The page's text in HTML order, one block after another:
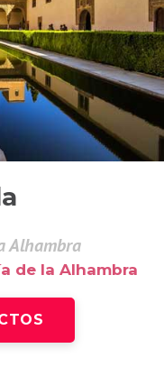
Alhambra
de la Alhambra